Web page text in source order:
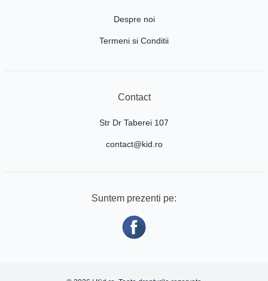
Despre noi
Termeni si Conditii
Contact
Str Dr Taberei 107
contact@kid.ro
Suntem prezenti pe: